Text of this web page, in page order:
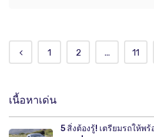
1 2 ... 11
เนื้อหาเด่น
5 สิ่งต้องรู้! เตรียมรถให้พ